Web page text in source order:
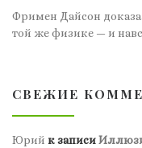
Фримен Дайсон
той же физике — и
СВЕЖИЕ
Юрий к записи